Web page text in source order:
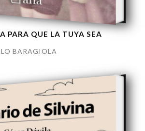
PARA QUE LA TUYA SEA
BARAGIOLA